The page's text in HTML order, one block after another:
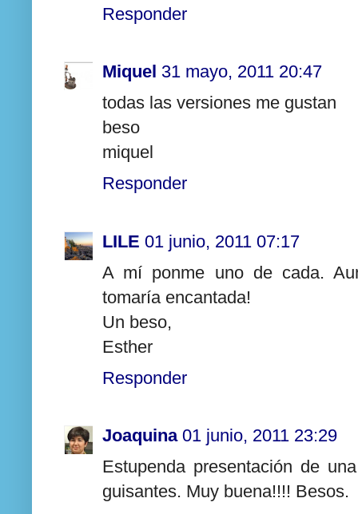
Responder
Miquel 31 mayo, 2011 20:47
todas las versiones me gustan
beso
miquel
Responder
LILE 01 junio, 2011 07:17
A mí ponme uno de cada.
tomaría encantada!
Un beso,
Esther
Responder
Joaquina 01 junio, 2011 23:29
Estupenda presentación de
guisantes. Muy buena!!!! Besos.